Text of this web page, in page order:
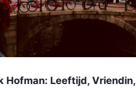
Hofman: Leeftijd, Vriendin,